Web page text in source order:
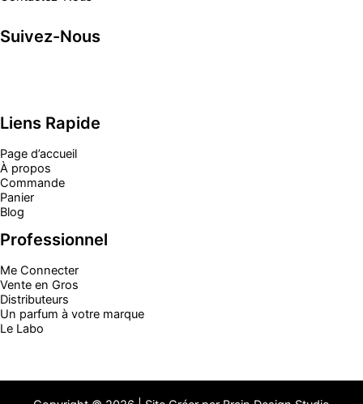
Suivez-Nous
Liens Rapide
Page d’accueil
À propos
Commande
Panier
Blog
Professionnel
Me Connecter
Vente en Gros
Distributeurs
Un parfum à votre marque
Le Labo